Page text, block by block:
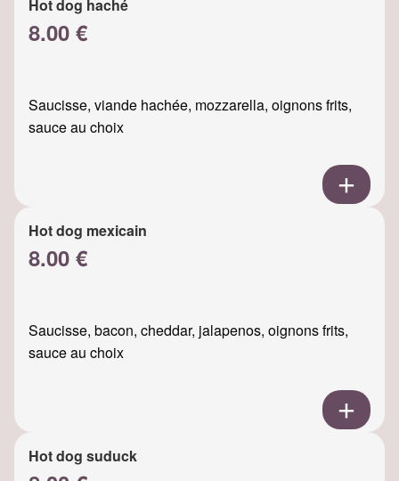
Hot dog haché
8.00 €
Saucisse, viande hachée, mozzarella, oignons frits,
sauce au choix
Hot dog mexicain
8.00 €
Saucisse, bacon, cheddar, jalapenos, oignons frits,
sauce au choix
Hot dog suduck